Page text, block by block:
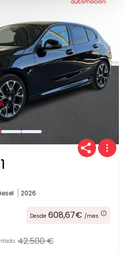
2026
Desde 608,67€ /mes
42.500 €